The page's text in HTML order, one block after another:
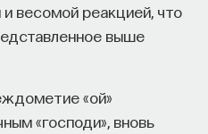
весомой реакцией, что
выше
«ой»
«господи», вновь